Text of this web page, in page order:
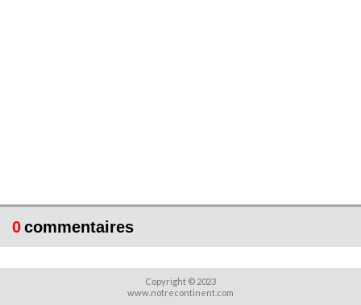
0commentaires
Copyright © 2023
www.notrecontinent.com